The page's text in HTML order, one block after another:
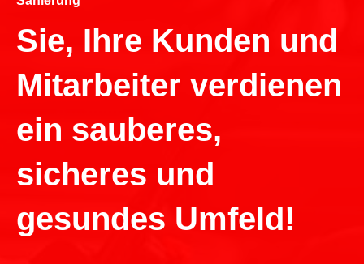
Sie, Ihre Kunden und
Mitarbeiter verdienen
ein sauberes,
sicheres und
gesundes Umfeld!